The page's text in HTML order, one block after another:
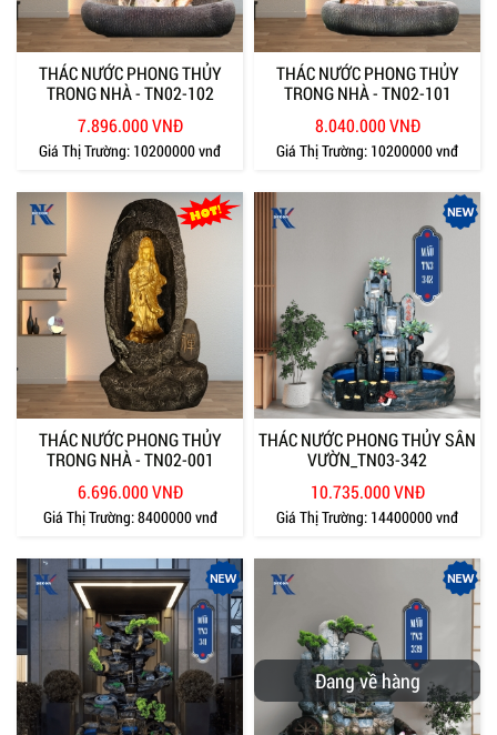
THÁC NƯỚC PHONG THỦY
TRONG NHÀ - TN02-102
7.896.000 VNĐ
Giá Thị Trường: 10200000 vnđ
THÁC NƯỚC PHONG THỦY
TRONG NHÀ - TN02-101
8.040.000 VNĐ
Giá Thị Trường: 10200000 vnđ
THÁC NƯỚC PHONG THỦY
TRONG NHÀ - TN02-001
6.696.000 VNĐ
Giá Thị Trường:8400000 vnđ
THÁC NƯỚC PHONG THỦY SÂN
VƯỜN_TN03-342
10.735.000 VNĐ
Giá Thị Trường: 14400000 vnđ
Đang về hàng